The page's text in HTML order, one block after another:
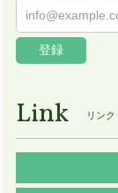
登録
Link リンク